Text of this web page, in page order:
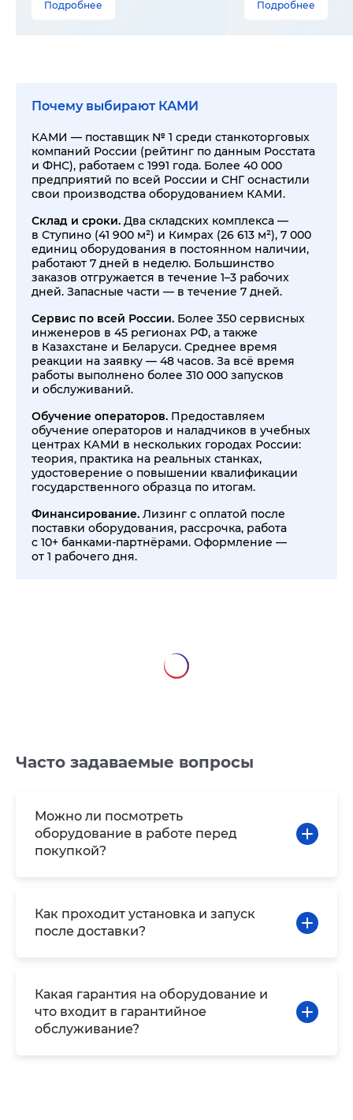
Подробнее Подробнее
Почему выбирают КАМИ
КАМИ — поставщик № 1 среди станкоторговых
компаний России (рейтинг по данным Росстата
и ФНС), работаем с 1991 года. Более 40 000
предприятий по всей России и СНГ оснастили
свои производства оборудованием КАМИ.
Склад и сроки. Два складских комплекса —
в Ступино (41 900 м²) и Кимрах (26 613 м²), 7 000
единиц оборудования в постоянном наличии,
работают 7 дней в неделю. Большинство
заказов отгружается в течение 1–3 рабочих
дней. Запасные части — в течение 7 дней.
Сервис по всей России. Более 350 сервисных
инженеров в 45 регионах РФ, а также
в Казахстане и Беларуси. Среднее время
реакции на заявку — 48 часов. За всё время
работы выполнено более 310 000 запусков
и обслуживаний.
Обучение операторов. Предоставляем
обучение операторов и наладчиков в учебных
центрах КАМИ в нескольких городах России:
теория, практика на реальных станках,
удостоверение о повышении квалификации
государственного образца по итогам.
Финансирование. Лизинг с оплатой после
поставки оборудования, рассрочка, работа
с 10+ банками-партнёрами. Оформление —
от 1 рабочего дня.
Часто задаваемые вопросы
Можно ли посмотреть
оборудование в работе перед
покупкой?
Как проходит установка и запуск
после доставки?
Какая гарантия на оборудование и
что входит в гарантийное
обслуживание?